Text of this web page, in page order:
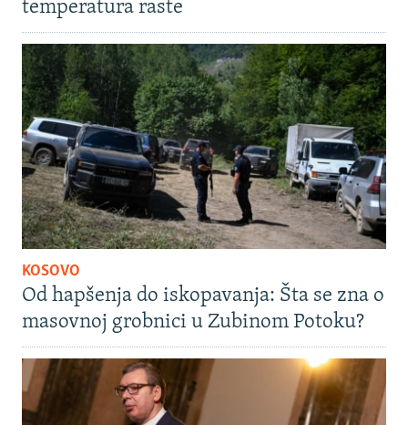
temperatura raste
KOSOVO
Od hapšenja do iskopavanja: Šta se zna o
masovnoj grobnici u Zubinom Potoku?